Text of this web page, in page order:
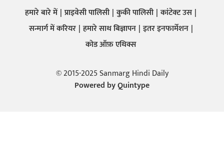
हमारे बारे में प्राइवेसी पालिसी कुकी पालिसी कांटेक्ट उस
सन्मार्ग में करियर हमारे साथ बिज्ञापन इतर इनफार्मेशन
कोड ऑफ़ एथिक्स
© 2015-2025 Sanmarg Hindi Daily
Powered byQuintype